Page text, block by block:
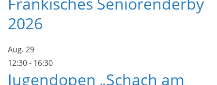
2026
Aug. 29
12:30- 16:30
Jugendopen „Schach am